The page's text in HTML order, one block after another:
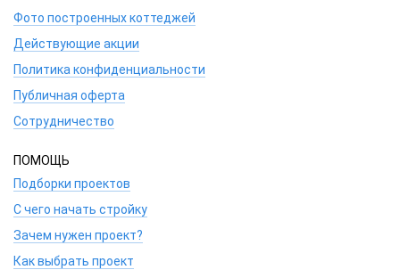
Фото построенных коттеджей
Действующие акции
Политика конфиденциальности
Публичная оферта
Сотрудничество
ПОМОЩЬ
Подборки проектов
С чего начать стройку
Зачем нужен проект?
Как выбрать проект